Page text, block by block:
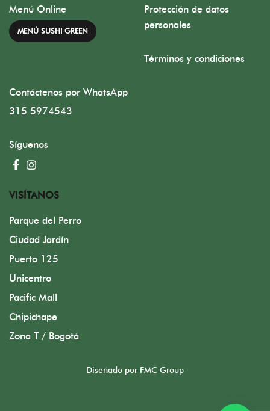
Menú Online
MENÚ SUSHI GREEN
Protección de datos
personales
Términos y condiciones
Contáctenos por WhatsApp
315 5974543
Síguenos
VISÍTANOS
Parque del Perro
Ciudad Jardín
Puerto 125
Unicentro
Pacific Mall
Chipichape
Zona T / Bogotá
Diseñado por FMC Group